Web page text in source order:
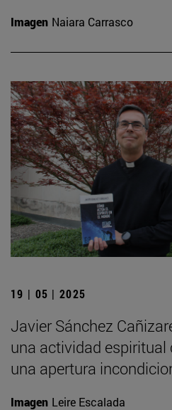
Imagen Naiara Carrasco
19 | 05 | 2025
Javier Sánchez
una actividad
una apertura
Imagen Leire Escalada